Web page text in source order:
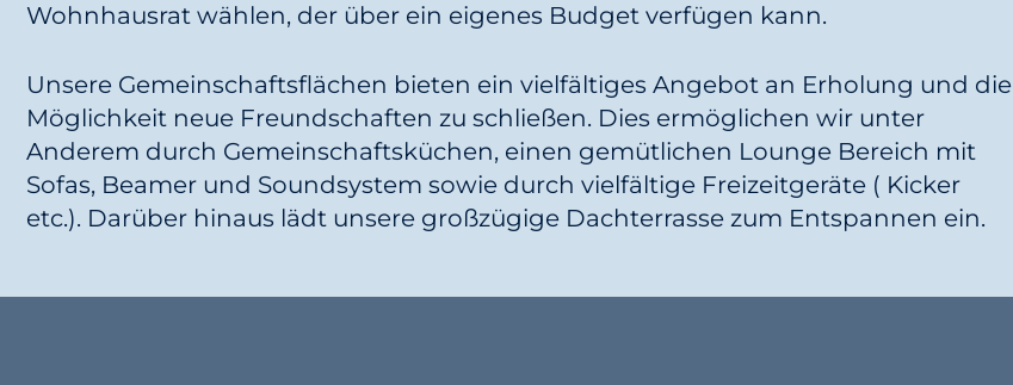
Wohnhausrat wählen, der über ein eigenes Budget verfügen kann.
Unsere Gemeinschaftsflächen bieten ein vielfältiges Angebot an Erholung und die
Möglichkeit neue Freundschaften zu schließen. Dies ermöglichen wir unter
Anderem durch Gemeinschaftsküchen, einen gemütlichen Lounge Bereich mit
Sofas, Beamer und Soundsystem sowie durch vielfältige Freizeitgeräte ( Kicker
etc.). Darüber hinaus lädt unsere großzügige Dachterrasse zum Entspannen ein.